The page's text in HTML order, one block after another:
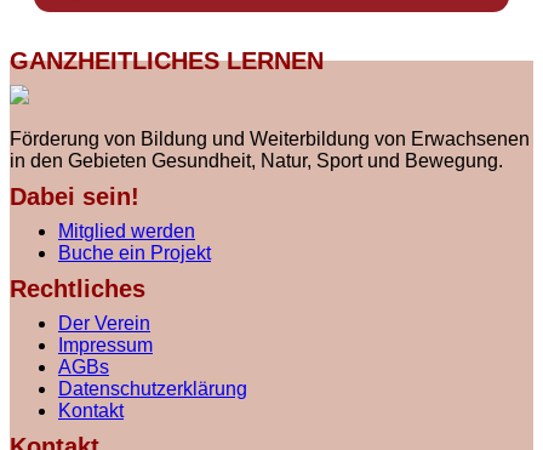
GANZHEITLICHES LERNEN
Förderung von Bildung und Weiterbildung von Erwachsenen
in den Gebieten Gesundheit, Natur, Sport und Bewegung.
Dabei sein!
Mitglied werden
Buche ein Projekt
Rechtliches
Der Verein
Impressum
AGBs
Datenschutzerklärung
Kontakt